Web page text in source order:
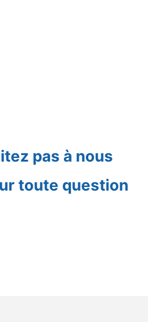
pas à nous
toute question